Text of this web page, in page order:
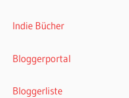
Indie Bücher
Bloggerportal
Bloggerliste